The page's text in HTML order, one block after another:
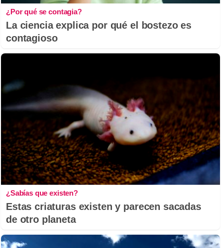
¿Por qué se contagia?
La ciencia explica por qué el bostezo es
contagioso
¿Sabías que existen?
Estas criaturas existen y parecen sacadas
de otro planeta